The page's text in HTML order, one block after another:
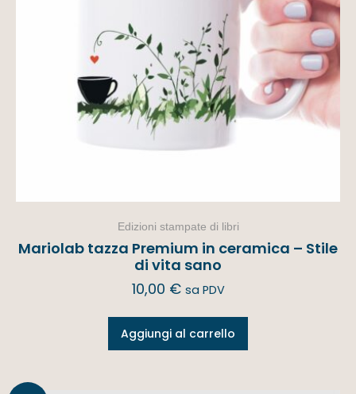
Edizioni stampate di libri
Mariolab tazza Premium in ceramica – Stile
di vita sano
10,00 € sa PDV
Aggiungi al carrello